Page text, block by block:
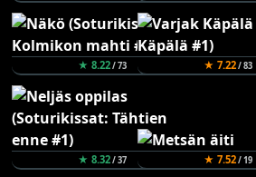
★ 8.22/ 73 ★ 7.22/ 83
★ 8.32/ 37 ★ 7.52/ 19